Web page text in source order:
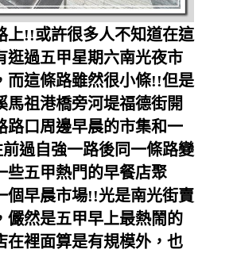
上!!或許很多人不知道在這
逛過五甲星期六南光夜市
而這條路雖然很小條!!但是
馬祖港橋旁河堤福德街開
路口周邊早晨的市集和一
過自強一路後同一條路變
些五甲熱門的早餐店聚
個早晨市場!!光是南光街賣
儼然是五甲早上最熱鬧的
在裡面算是有規模外，也